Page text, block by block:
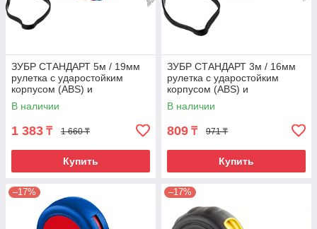
ЗУБР СТАНДАРТ 5м / 19мм
рулетка с ударостойким
корпусом (ABS) и
противоскользящим
покрытием
В наличии
1 383 ₸ 1 660 ₸
Купить
ЗУБР СТАНДАРТ 3м / 16мм
рулетка с ударостойким
корпусом (ABS) и
противоскользящим
покрытием
В наличии
809 ₸ 971 ₸
Купить
–17% –17%